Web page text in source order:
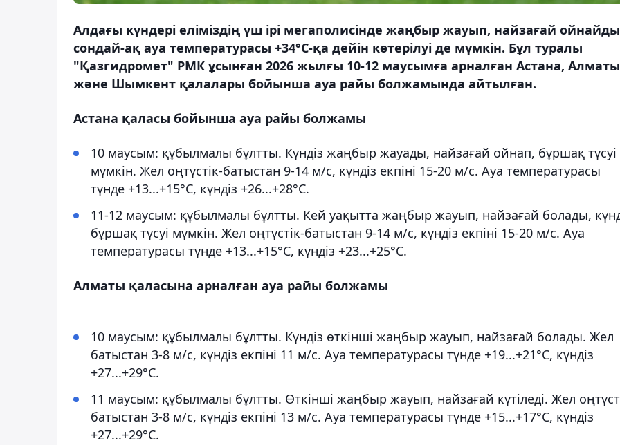
Алдағы күндері еліміздің үш ірі мегаполисінде жаңбыр жауып, найзағай
сондай-ақ ауа температурасы +34°С-қа дейін көтерілуі де мүмкін. Бұл туралы
"Қазгидромет" РМК ұсынған 2026 жылғы 10-12 маусымға арналған Астана, Алматы
және Шымкент қалалары бойынша ауа райы болжамында айтылған.
Астана қаласы бойынша ауа райы болжамы
10 маусым: құбылмалы бұлтты. Күндіз жаңбыр жауады, найзағай ойнап, бұршақ түсуі
мүмкін. Жел оңтүстік-батыстан 9-14 м/с, күндіз екпіні 15-20 м/с. Ауа температурасы
түнде +13...+15°С, күндіз +26...+28°С.
11-12 маусым: құбылмалы бұлтты. Кей уақытта жаңбыр жауып, найзағай болады,
бұршақ түсуі мүмкін. Жел оңтүстік-батыстан 9-14 м/с, күндіз екпіні 15-20 м/с. Ауа
температурасы түнде +13...+15°С, күндіз +23...+25°С.
Алматы қаласына арналған ауа райы болжамы
10 маусым: құбылмалы бұлтты. Күндіз өткінші жаңбыр жауып, найзағай болады. Жел
батыстан 3-8 м/с, күндіз екпіні 11 м/с. Ауа температурасы түнде +19...+21°С, күндіз
+27...+29°С.
11 маусым: құбылмалы бұлтты. Өткінші жаңбыр жауып, найзағай күтіледі. Жел
батыстан 3-8 м/с, күндіз екпіні 13 м/с. Ауа температурасы түнде +15...+17°С, күндіз
+27...+29°С.